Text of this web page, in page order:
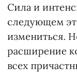
Сила и
следующем
измениться.
расширение
всех